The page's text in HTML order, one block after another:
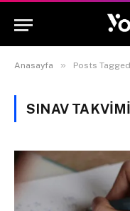
Anasayfa » Posts
SINAV TAKVIMI